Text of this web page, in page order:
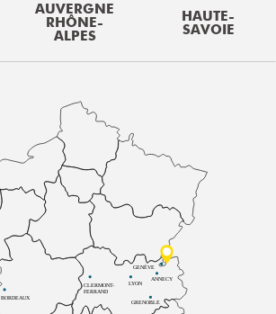
AUVERGNE
RHÔNE-
ALPES
HAUTE-
SAVOIE
BORDEAUX
CLERMONT-
FERRAND
LYON
ANNECY
GRENOBLE
GENÈVE